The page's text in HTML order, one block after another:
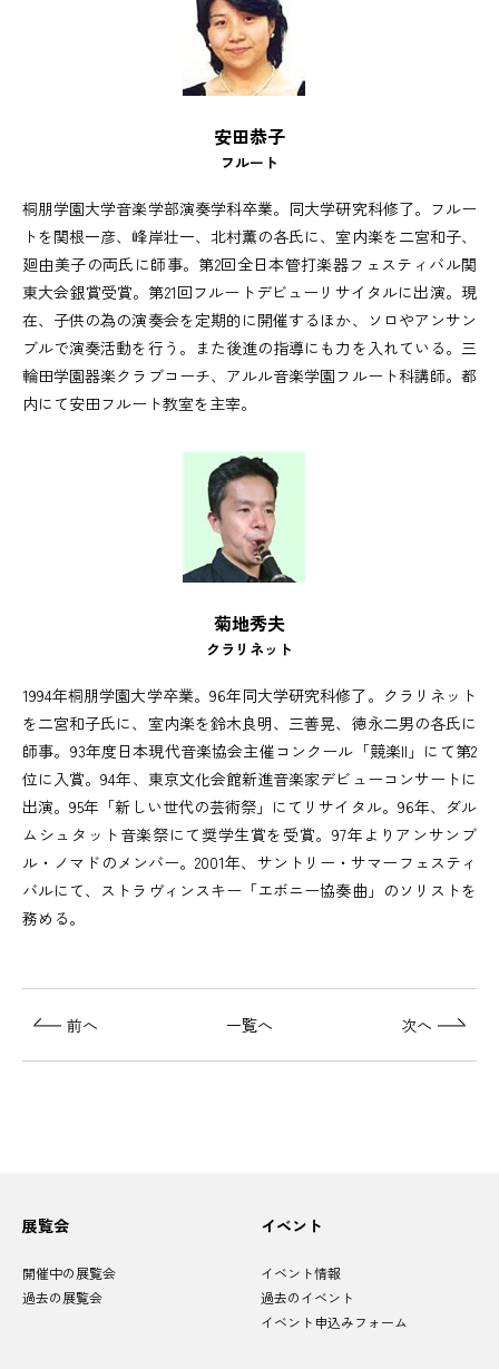
安田恭子
フルート
桐朋学園大学音楽学部演奏学科卒業。同大学研究科修了。フルー
トを関根一彦、峰岸壮一、北村薫の各氏に、室内楽を二宮和子、
廻由美子の両氏に師事。第2回全日本管打楽器フェスティバル関
東大会銀賞受賞。第21回フルートデビューリサイタルに出演。現
在、子供の為の演奏会を定期的に開催するほか、ソロやアンサン
ブルで演奏活動を行う。また後進の指導にも力を入れている。三
輪田学園器楽クラブコーチ、アルル音楽学園フルート科講師。都
内にて安田フルート教室を主宰。
菊地秀夫
クラリネット
1994年桐朋学園大学卒業。96年同大学研究科修了。クラリネット
を二宮和子氏に、室内楽を鈴木良明、三善晃、徳永二男の各氏に
師事。93年度日本現代音楽協会主催コンクール「競楽II」にて第2
位に入賞。94年、東京文化会館新進音楽家デビューコンサートに
出演。95年「新しい世代の芸術祭」にてリサイタル。96年、ダル
ムシュタット音楽祭にて奨学生賞を受賞。97年よりアンサンブ
ル・ノマドのメンバー。2001年、サントリー・サマーフェスティ
バルにて、ストラヴィンスキー「エボニー協奏曲」のソリストを
務める。
前へ 一覧へ 次へ
サ
イ
マ
ッ
プ
展覧会
開催中の展覧会
過去の展覧会
イベント
イベント情報
過去のイベント
イベント申込みフォーム